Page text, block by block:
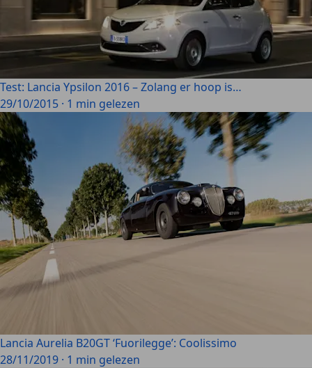
Test: Lancia Ypsilon 2016 – Zolang er hoop is…
29/10/2015 · 1 min gelezen
Lancia Aurelia B20GT ‘Fuorilegge’: Coolissimo
28/11/2019 · 1 min gelezen